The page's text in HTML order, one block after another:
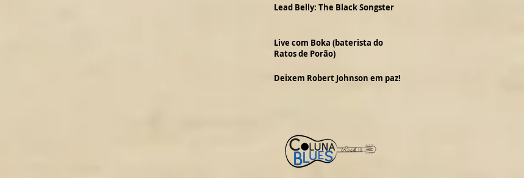
Lead Belly: The Black Songster
Live com Boka (baterista do
Ratos de Porão)
Deixem Robert Johnson em paz!